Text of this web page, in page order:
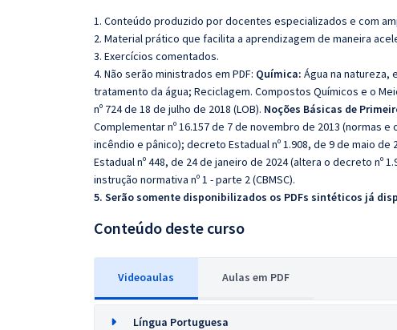
1. Conteúdo produzido por docentes especializados e com
2. Material prático que facilita a aprendizagem de maneira
3. Exercícios comentados.
4. Não serão ministrados em PDF: Química: Água na natureza,
tratamento da água; Reciclagem. Compostos Químicos e o
nº 724 de 18 de julho de 2018 (LOB). Noções Básicas de
Complementar nº 16.157 de 7 de novembro de 2013 (normas
incêndio e pânico); decreto Estadual nº 1.908, de 9 de maio de
Estadual nº 448, de 24 de janeiro de 2024 (altera o decreto nº
instrução normativa nº 1 - parte 2 (CBMSC).
5. Serão somente disponibilizados os PDFs sintéticos já
Conteúdo deste curso
Videoaulas Aulas em PDF
Língua Portuguesa